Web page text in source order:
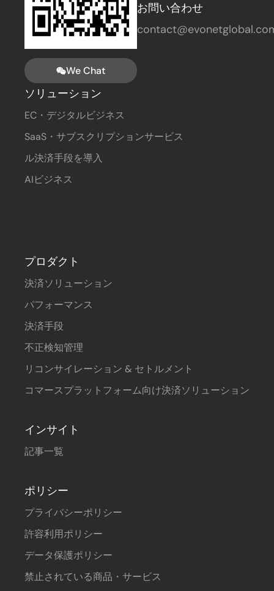
We Chat
お問い合わせ
ソリューション
EC・デジタルビジネス
SaaS・サブスクリプションサービス
ル決済手段を導入
AIビジネス
プロダクト
決済ソリューション
パフォーマンス
決済手段
不正検知管理
リコンサイレーション & セトルメント
コマースプラットフォーム向け決済ソリューション
インサイト
記事一覧
ポリシー
プライバシーポリシー
許容利用ポリシー
データ保護ポリシー
禁止されている商品・サービス